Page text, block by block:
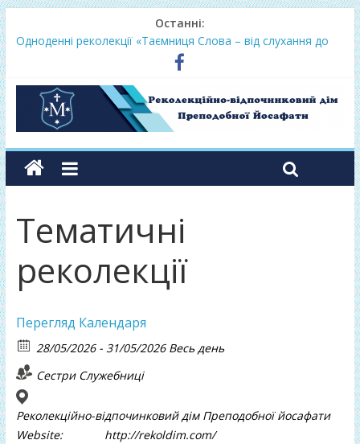
Останні:
Одноденні реколекції «Таємниця Слова – від слухання до
Lectio Divina – єв.Матея 2026
Нове життя в Христі – осінь 2026
Фундамент у вересні 2026
Тематичні
реколекції
Перегляд Календаря
28/05/2026 - 31/05/2026 Весь день
Сестри Служебниці
Реколекційно-відпочинковий дім Преподобної йосафати
Website:
http://rekoldim.com/